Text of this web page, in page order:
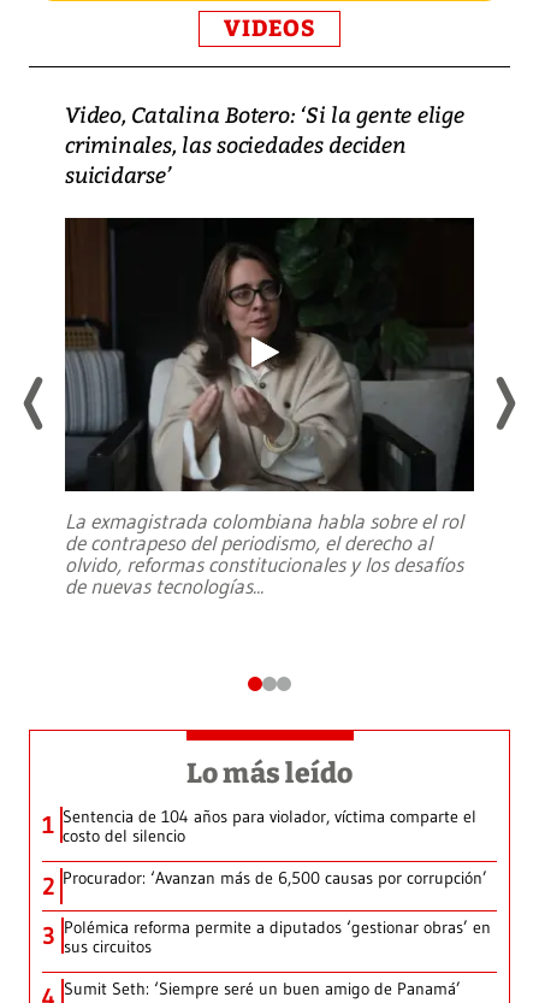
VIDEOS
Video, Catalina Botero: ‘Si la gente elige
criminales, las sociedades deciden
suicidarse’
La exmagistrada colombiana habla sobre el rol
de contrapeso del periodismo, el derecho al
olvido, reformas constitucionales y los desafíos
de nuevas tecnologías...
Lo más leído
1 Sentencia de 104 años para violador, víctima comparte el
costo del silencio
2 Procurador: ‘Avanzan más de 6,500 causas por corrupción’
3 Polémica reforma permite a diputados ‘gestionar obras’ en
sus circuitos
Sumit Seth: ‘Siempre seré un buen amigo de Panamá’